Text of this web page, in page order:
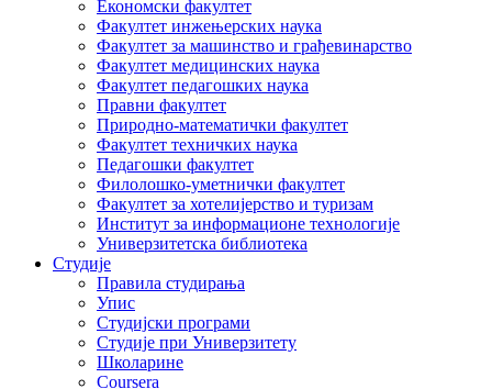
Економски факултет
Факултет инжењерских наука
Факултет за машинство и грађевинарство
Факултет медицинских наука
Факултет педагошких наука
Правни факултет
Природно-математички факултет
Факултет техничких наука
Педагошки факултет
Филолошко-уметнички факултет
Факултет за хотелијерство и туризам
Институт за информационе технологије
Универзитетска библиотека
Студије
Правила студирања
Упис
Студијски програми
Студије при Универзитету
Школарине
Coursera